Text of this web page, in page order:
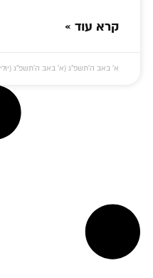
קרא עוד »
א׳ באב ה׳תשפ״ג (א׳ באב ה׳תשפ״ג (יולי 19, 2023))